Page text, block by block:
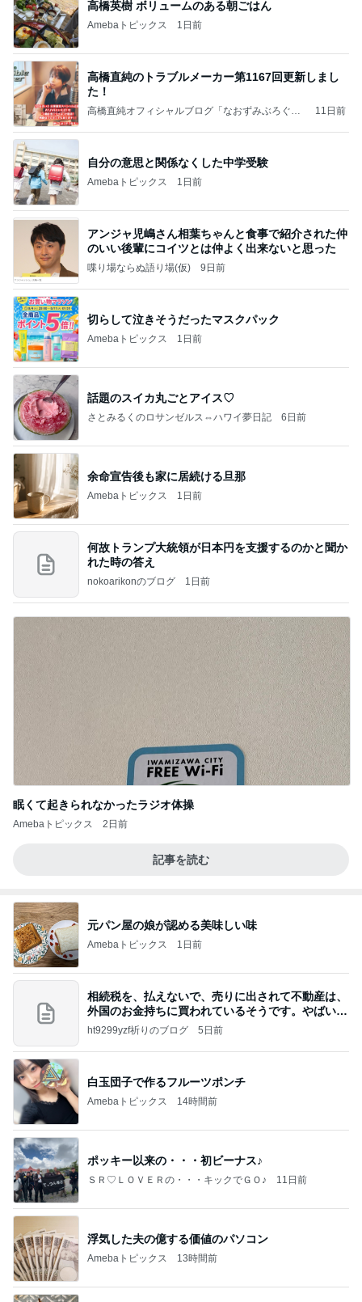
高橋英樹 ボリュームのある朝ごはん
Amebaトピックス 1日前
高橋直純のトラブルメーカー第1167回更新しまし
た！
高橋直純オフィシャルブログ「なおずみぶろぐ」
11日前
自分の意思と関係なくした中学受験
Amebaトピックス 1日前
アンジャ児嶋さん相葉ちゃんと食事で紹介された仲
のいい後輩にコイツとは仲よく出来ないと思った
喋り場ならぬ語り場(仮) 9日前
切らして泣きそうだったマスクパック
Amebaトピックス 1日前
話題のスイカ丸ごとアイス♡
さとみるくのロサンゼルス⇔ハワイ夢日記 6日前
余命宣告後も家に居続ける旦那
Amebaトピックス 1日前
何故トランプ大統領が日本円を支援するのかと聞か
れた時の答え
nokoarikonのブログ 1日前
眠くて起きられなかったラジオ体操
Amebaトピックス 2日前
記事を読む
元パン屋の娘が認める美味しい味
Amebaトピックス 1日前
相続税を、払えないで、売りに出されて不動産は、
外国のお金持ちに買われているそうです。やばいで
すよ
ht9299yzf祈りのブログ 5日前
白玉団子で作るフルーツポンチ
Amebaトピックス 14時間前
ポッキー以来の・・・初ビーナス♪
ＳＲ♡ＬＯＶＥＲの・・・キックでＧＯ♪ 11日前
浮気した夫の億する価値のパソコン
Amebaトピックス 13時間前